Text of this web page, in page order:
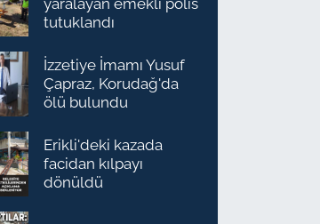
yaralayan emekli polis
tutuklandı
İzzetiye İmamı Yusuf
Çapraz, Korudağ'da
ölü bulundu
Erikli'deki kazada
facidan kılpayı
dönüldü